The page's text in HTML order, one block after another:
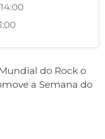
do Rock o
a Semana do